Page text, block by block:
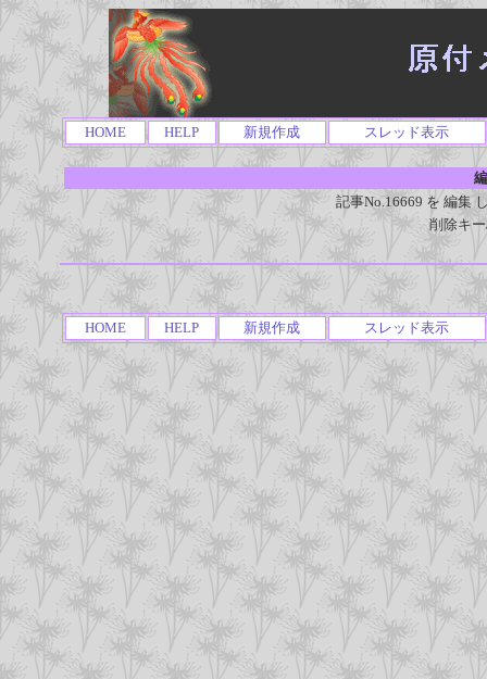
HOME HELP 新規作成 スレッド表示
記事No.16669 を 編集
削除キ
HOME HELP 新規作成 スレッド表示